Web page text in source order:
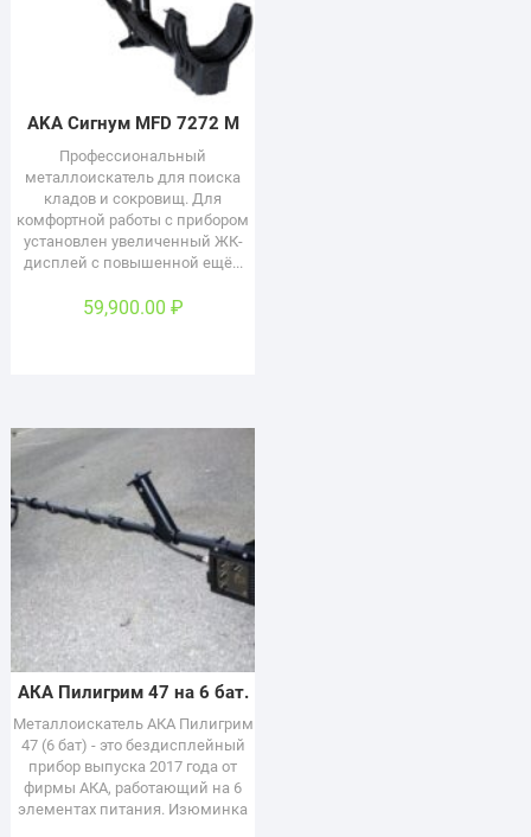
AKA Сигнум MFD 7272 М
Профессиональный
металлоискатель для поиска
кладов и сокровищ. Для
комфортной работы с прибором
установлен увеличенный ЖК-
дисплей с повышенной ещё...
59,900.00 ₽
АКА Пилигрим 47 на 6 бат.
Металлоискатель АКА Пилигрим
47 (6 бат) - это бездисплейный
прибор выпуска 2017 года от
фирмы АКА, работающий на 6
элементах питания. Изюминка